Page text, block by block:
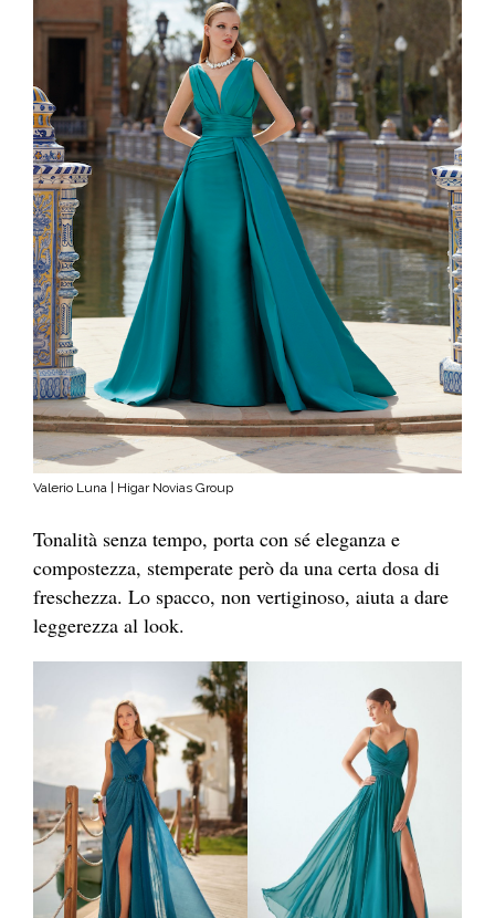
Valerio Luna | Higar Novias Group
Tonalità senza tempo, porta con sé eleganza e
compostezza, stemperate però da una certa dosa di
freschezza. Lo spacco, non vertiginoso, aiuta a dare
leggerezza al look.